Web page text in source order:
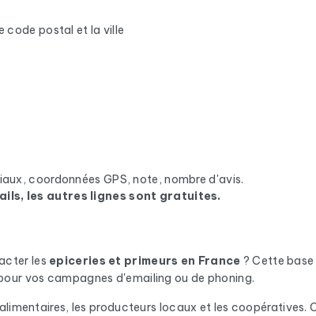
code postal et la ville
coordonnées GPS, note, nombre d'avis.
les autres lignes sont gratuites.
les epiceries et primeurs en France ? Cette
vos campagnes d'emailing ou de phoning.
les producteurs locaux et les coopératives.